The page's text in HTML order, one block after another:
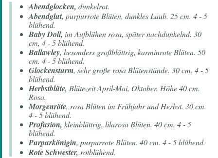
Abendglocken, dunkelrot.
Abendglut, purpurrote Blüten, dunkles Laub. 25 cm. 4 - 5
blühend.
Baby Doll, im Aufblühen rosa, später nachdunkelnd. 30
cm, 4 - 5 blühend.
Ballawley, besonders großblättrig, karminrote Blüten. 50
cm. 4 - 5 blühend.
Glockensturm, sehr große rosa Blütenstände. 30 cm. 4 - 5
blühend.
Herbstblüte, Blütezeit April-Mai, Oktober. Höhe 40 cm.
Rosa.
Morgenröte, rosa Blüten im Frühjahr und Herbst. 30 cm.
4 - 5 blühend.
Profusion, kleinblättrig, lilarosa Blüten. 40 cm. 4 - 5
blühend.
Purpurkönigin, purpurrote Blüten. 40 cm. 4 - 5 blühend.
Rote Schwester, rotblühend.